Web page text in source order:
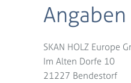
SKAN HOLZ Europe
Im Alten Dorfe 10
21227 Bendestorf